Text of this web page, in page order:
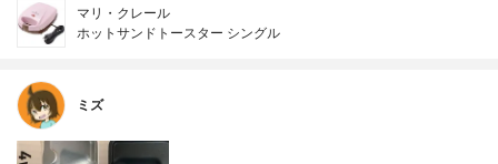
マリ・クレール
ホットサンドトースター シングル
ミズ